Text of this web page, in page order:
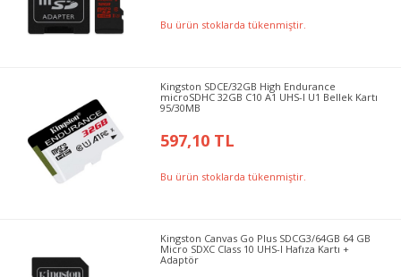
Bu ürün stoklarda tükenmiştir.
Kingston SDCE/32GB High Endurance
microSDHC 32GB C10 A1 UHS-I U1 Bellek Kartı
95/30MB
597,10 TL
Bu ürün stoklarda tükenmiştir.
Kingston Canvas Go Plus SDCG3/64GB 64 GB
Micro SDXC Class 10 UHS-I Hafıza Kartı +
Adaptör